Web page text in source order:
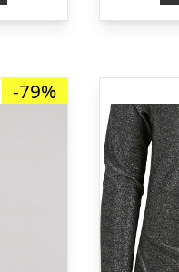
kr. 120,00.
-79%